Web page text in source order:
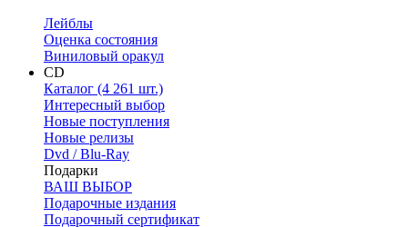
Лейблы
Оценка состояния
Виниловый оракул
CD
Каталог (4 261 шт.)
Интересный выбор
Новые поступления
Новые релизы
Dvd / Blu-Ray
Подарки
ВАШ ВЫБОР
Подарочные издания
Подарочный сертификат